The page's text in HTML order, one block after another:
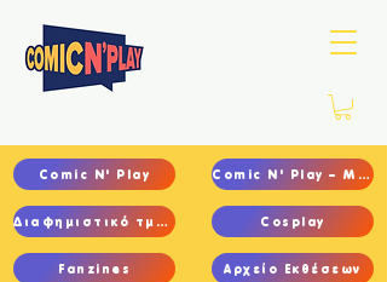
Comic N' Play
Διαφημιστικό τμήμα
Fanzines
Comic N' Play – Main
Cosplay
Αρχείο Εκθέσεων